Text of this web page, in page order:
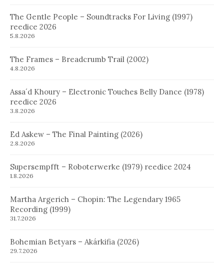
The Gentle People – Soundtracks For Living (1997)
reedice 2026
5.8.2026
The Frames – Breadcrumb Trail (2002)
4.8.2026
Assa´d Khoury – Electronic Touches Belly Dance (1978)
reedice 2026
3.8.2026
Ed Askew – The Final Painting (2026)
2.8.2026
Supersempfft – Roboterwerke (1979) reedice 2024
1.8.2026
Martha Argerich – Chopin: The Legendary 1965
Recording (1999)
31.7.2026
Bohemian Betyars – Akárkifia (2026)
29.7.2026